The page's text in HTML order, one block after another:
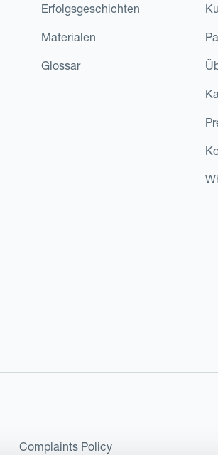
Erfolgsgeschichten
Materialen
Glossar
Complaints Policy